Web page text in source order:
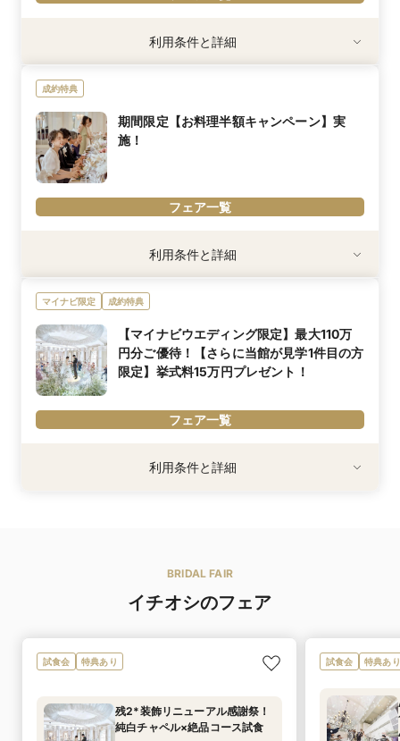
内容詳細
シェフ特製のメインディッシュを提供♪
彼も満足する！最高のおもてなしをご体験いただけます。
利用条件と詳細
成約特典
期間限定【お料理半額キャンペーン】実
施！
フェア一覧
限り
額分お値引き（税・サ抜き）
2027年3月1日～4月末日までの披露宴実施なら「料理」コースの金
額から25%分お値引き（税・サ抜き）
詳細はスタッフまで
内容詳細
◆料理コースの金額×人数分の総額から、半額分（税・サービス料
◆料理コースをアップグレードしたり人数が増えると、割引額も
利用条件と詳細
マイナビ限定 成約特典
【マイナビウエディング限定】最大110万
円分ご優待！【さらに当館が見学1件目の方
限定】挙式料15万円プレゼント！
フェア一覧
110万円分ご優待いたします！
さらに当館が見学1件目の方にはご成約限定で挙式料15万円分プレ
学・フェア参加予約やお問い合わせをしていただいた場合にのみ適
用されます。
利用条件と詳細
BRIDAL FAIR
イチオシのフェア
試食会 特典あり
残2*装飾リニューアル感謝祭！
純白チャペル×絶品コース試食
試食会 特典あり